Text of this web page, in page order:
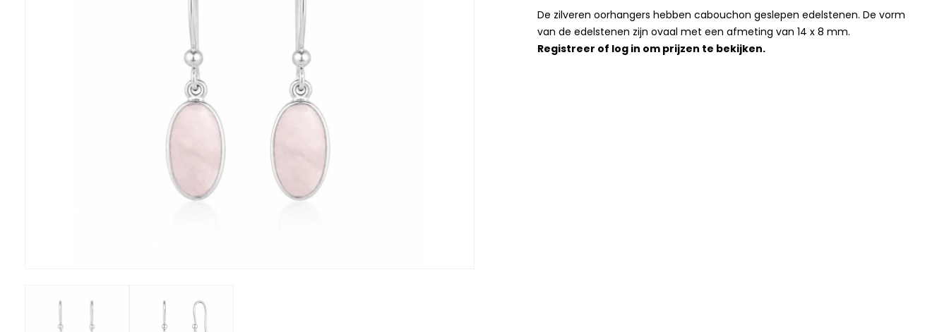
De zilveren oorhangers hebben cabouchon geslepen edelstenen. De vorm
van de edelstenen zijn ovaal met een afmeting van 14 x 8 mm.
Registreer of log in om prijzen te bekijken.